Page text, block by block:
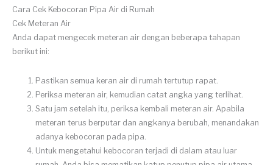
Cara Cek Kebocoran Pipa Air di Rumah
Cek Meteran Air
Anda dapat mengecek meteran air dengan beberapa tahapan
berikut ini:
Pastikan semua keran air di rumah tertutup rapat.
Periksa meteran air, kemudian catat angka yang terlihat.
Satu jam setelah itu, periksa kembali meteran air. Apabila
meteran terus berputar dan angkanya berubah, menandakan
adanya kebocoran pada pipa.
Untuk mengetahui kebocoran terjadi di dalam atau luar